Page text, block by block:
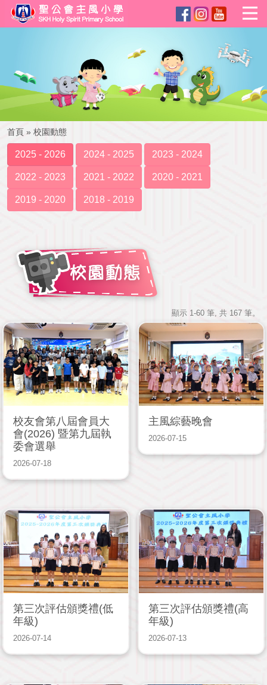
首頁 » 校園動態
2025 - 2026 2024 - 2025 2023 - 2024
2022 - 2023 2021 - 2022 2020 - 2021
2019 - 2020 2018 - 2019
顯示 1-60 筆, 共 167 筆。
校友會第八屆會員大
會(2026) 暨第九屆執
委會選舉
2026-07-18
主風綜藝晚會
2026-07-15
第三次評估頒獎禮(低
年級)
2026-07-14
第三次評估頒獎禮(高
年級)
2026-07-13